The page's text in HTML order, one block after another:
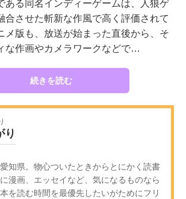
ある同名インディーゲームは、人狼ゲ
合させた斬新な作風で高く評価されて
メ版も、放送が始まった直後から、そ
な作画やカメラワークなどで…
続きを読む
り
知県。物心ついたときからとにかく読書
漫画、エッセイなど、気になるものなら
を読む時間を最優先したいがためにフリ